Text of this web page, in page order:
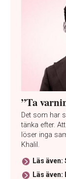
”Ta
Det som har
tänka efter.
löser inga
Khalil.
Läs
Läs